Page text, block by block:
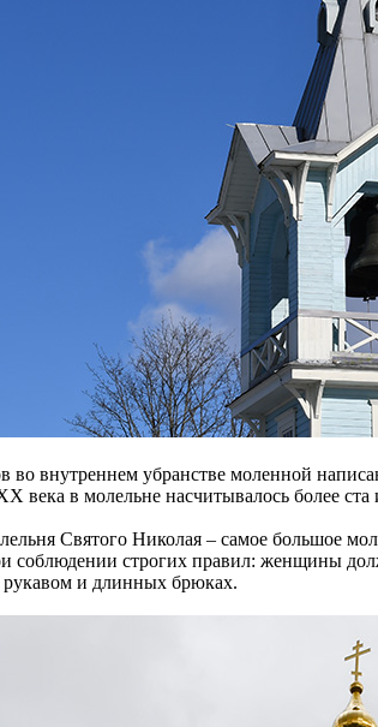
во внутреннем убранстве моленной
века в молельне насчитывалось более
Святого Николая – самое большое
соблюдении строгих правил: женщины
и длинных брюках.